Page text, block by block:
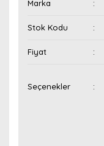
Marka
Stok Kodu
Fiyat
Seçenekler